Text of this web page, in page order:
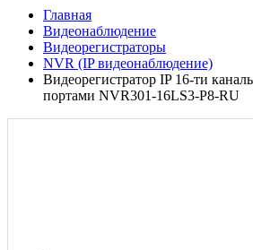
Главная
Видеонаблюдение
Видеорегистраторы
NVR (IP видеонаблюдение)
Видеорегистратор IP 16-ти
портами NVR301-16LS3-P8-RU